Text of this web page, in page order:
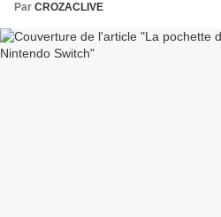
Par CROZACLIVE